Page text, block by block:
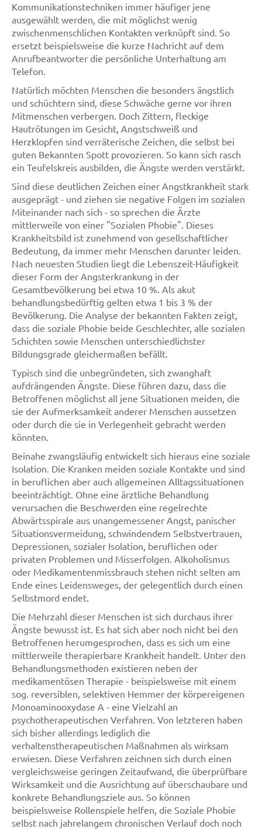
Kommunikationstechniken immer häufiger jene
ausgewählt werden, die mit möglichst wenig
zwischenmenschlichen Kontakten verknüpft sind. So
ersetzt beispielsweise die kurze Nachricht auf dem
Anrufbeantworter die persönliche Unterhaltung am
Telefon.
Natürlich möchten Menschen die besonders ängstlich
und schüchtern sind, diese Schwäche gerne vor ihren
Mitmenschen verbergen. Doch Zittern, fleckige
Hautrötungen im Gesicht, Angstschweiß und
Herzklopfen sind verräterische Zeichen, die selbst bei
guten Bekannten Spott provozieren. So kann sich rasch
ein Teufelskreis ausbilden, die Ängste werden verstärkt.
Sind diese deutlichen Zeichen einer Angstkrankheit stark
ausgeprägt - und ziehen sie negative Folgen im sozialen
Miteinander nach sich - so sprechen die Ärzte
mittlerweile von einer "Sozialen Phobie". Dieses
Krankheitsbild ist zunehmend von gesellschaftlicher
Bedeutung, da immer mehr Menschen darunter leiden.
Nach neuesten Studien liegt die Lebenszeit-Häufigkeit
dieser Form der Angsterkrankung in der
Gesamtbevölkerung bei etwa 10 %. Als akut
behandlungsbedürftig gelten etwa 1 bis 3 % der
Bevölkerung. Die Analyse der bekannten Fakten zeigt,
dass die soziale Phobie beide Geschlechter, alle sozialen
Schichten sowie Menschen unterschiedlichster
Bildungsgrade gleichermaßen befällt.
Typisch sind die unbegründeten, sich zwanghaft
aufdrängenden Ängste. Diese führen dazu, dass die
Betroffenen möglichst all jene Situationen meiden, die
sie der Aufmerksamkeit anderer Menschen aussetzen
oder durch die sie in Verlegenheit gebracht werden
könnten.
Beinahe zwangsläufig entwickelt sich hieraus eine soziale
Isolation. Die Kranken meiden soziale Kontakte und sind
in beruflichen aber auch allgemeinen Alltagssituationen
beeinträchtigt. Ohne eine ärztliche Behandlung
verursachen die Beschwerden eine regelrechte
Abwärtsspirale aus unangemessener Angst, panischer
Situationsvermeidung, schwindendem Selbstvertrauen,
Depressionen, sozialer Isolation, beruflichen oder
privaten Problemen und Misserfolgen. Alkoholismus
oder Medikamentenmissbrauch stehen nicht selten am
Ende eines Leidensweges, der gelegentlich durch einen
Selbstmord endet.
Die Mehrzahl dieser Menschen ist sich durchaus ihrer
Ängste bewusst ist. Es hat sich aber noch nicht bei den
Betroffenen herumgesprochen, dass es sich um eine
mittlerweile therapierbare Krankheit handelt. Unter den
Behandlungsmethoden existieren neben der
medikamentösen Therapie - beispielsweise mit einem
sog. reversiblen, selektiven Hemmer der körpereigenen
Monoaminooxydase A - eine Vielzahl an
psychotherapeutischen Verfahren. Von letzteren haben
sich bisher allerdings lediglich die
verhaltenstherapeutischen Maßnahmen als wirksam
erwiesen. Diese Verfahren zeichnen sich durch einen
vergleichsweise geringen Zeitaufwand, die überprüfbare
Wirksamkeit und die Ausrichtung auf überschaubare und
konkrete Behandlungsziele aus. So können
beispielsweise Rollenspiele helfen, die Soziale Phobie
selbst nach jahrelangem chronischen Verlauf doch noch